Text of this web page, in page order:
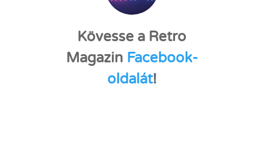
Kövesse a Retro
Magazin Facebook-
oldalát!